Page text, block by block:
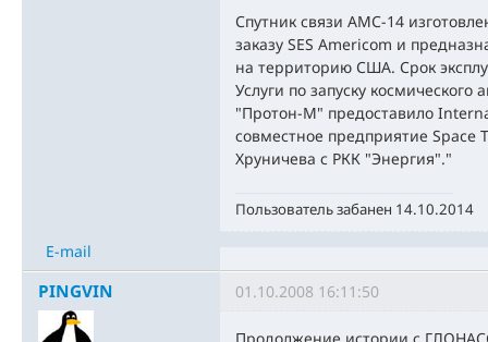
Спутник связи АМС-14
заказу SES Americom и
на территорию США. Срок
Услуги по запуску
"Протон-М" предоставило
совместное предприятие
Хруничева с РКК "Энергия"."
Пользователь забанен 14.10.2014
E-mail
PINGVIN 01.10.2008 16:11:50